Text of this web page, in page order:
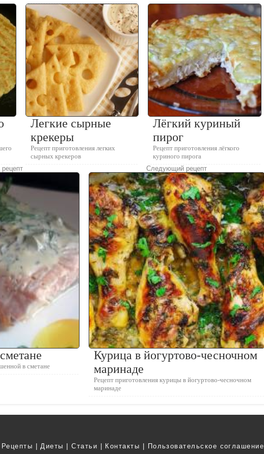
Легкие сырные
крекеры
Рецепт приготовления легких
сырных крекеров
Лёгкий куриный
пирог
Рецепт приготовления лёгкого
куриного пирога
в сметане
Следующий рецепт
Курица в йогуртово-чесночном
маринаде
Рецепт приготовления курицы в йогуртово-чесночном
маринаде
Рецепты Диеты |Статьи Контакты Пользовательское соглашение